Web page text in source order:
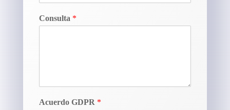
Consulta *
Acuerdo GDPR *